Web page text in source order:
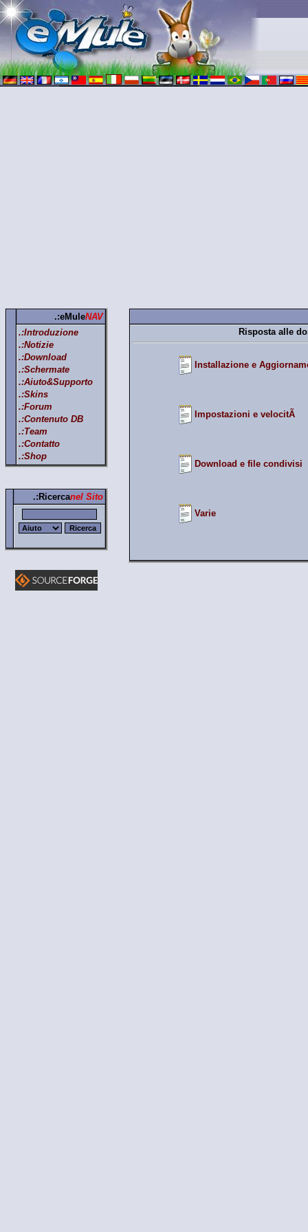
.:eMuleNAV
.:Introduzione
.:Notizie
.:Download
.:Schermate
.:Aiuto&Supporto
.:Skins
.:Forum
.:Contenuto DB
.:Team
.:Contatto
.:Shop
.:Ricercanel Sito
Risposta alle
Installazione e
Impostazioni e velocitÃ
Download e file condivisi
Varie